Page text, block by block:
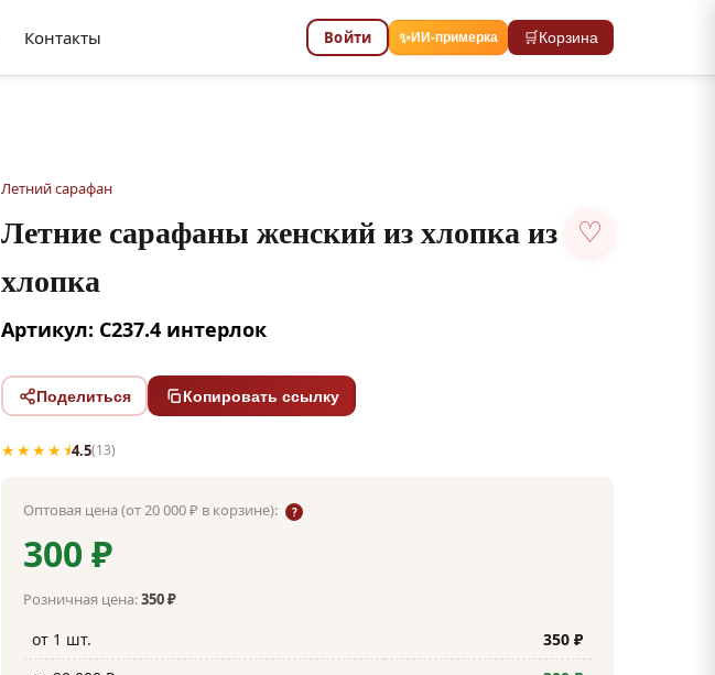
Контакты Войти ✨ИИ-примерка 🛒Корзина
Летний сарафан
Летние сарафаны женский из хлопка из
хлопка
♡
Артикул: С237.4 интерлок
Поделиться Копировать ссылку
★★★★⯨4.5(13)
Оптовая цена (от 20 000 ₽ в корзине): ?
300 ₽
Розничная цена:350 ₽
от 1 шт.
350 ₽